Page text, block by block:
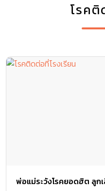
โรคติ
พ่อแม่ระวังโรคยอดฮิต ลูก